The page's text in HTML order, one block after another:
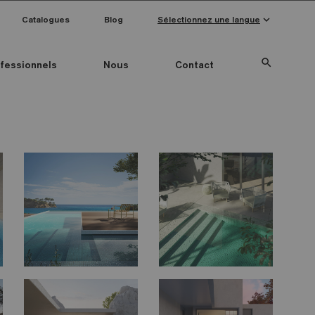
Nous Contact search
Catalogues Blog Sélectionnez une langue keyboard_arrow_down